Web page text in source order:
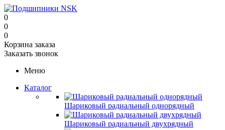
0
0
0
Корзина заказа
Заказать звонок
Меню
Каталог
Шариковый радиальный однорядный
Шариковый радиальный двухрядный